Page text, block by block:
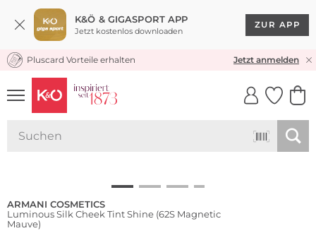
K&Ö & GIGASPORT APP
Jetzt kostenlos downloaden
ZUR APP
30 TAGE RÜCKGABERECHT
Pluscard Vorteile erhalten Jetzt anmelden
UNSERE APP
CLICK &
ARMANI COSMETICS
Luminous Silk Cheek Tint Shine (62S Magnetic
Mauve)